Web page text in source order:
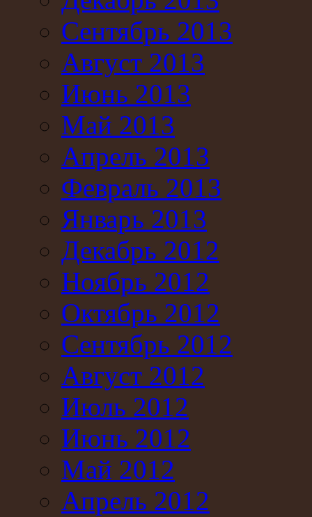
Сентябрь 2013
Август 2013
Июнь 2013
Май 2013
Апрель 2013
Февраль 2013
Январь 2013
Декабрь 2012
Ноябрь 2012
Октябрь 2012
Сентябрь 2012
Август 2012
Июль 2012
Июнь 2012
Май 2012
Апрель 2012